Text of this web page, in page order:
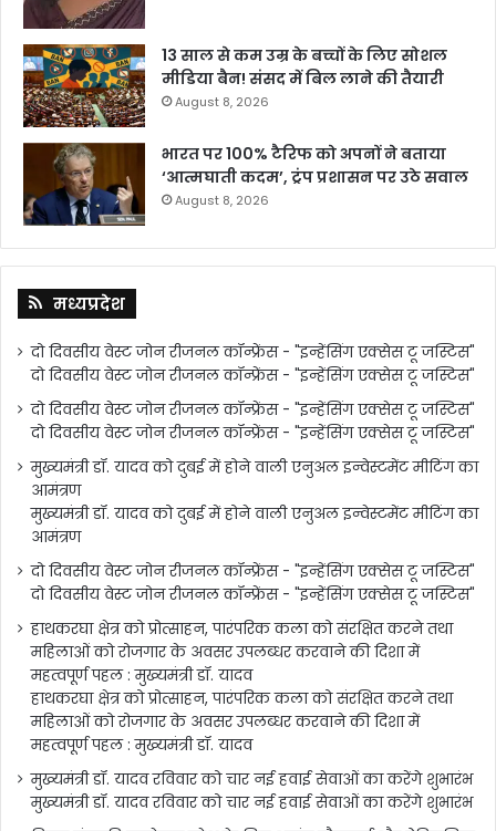
13 साल से कम उम्र के बच्चों के लिए सोशल
मीडिया बैन! संसद में बिल लाने की तैयारी
August 8, 2026
भारत पर 100% टैरिफ को अपनों ने बताया
‘आत्मघाती कदम’, ट्रंप प्रशासन पर उठे सवाल
August 8, 2026
मध्यप्रदेश
दो दिवसीय वेस्ट जोन रीजनल कॉन्फ्रेंस - "इन्हेंसिंग एक्सेस टू जस्टिस"
दो दिवसीय वेस्ट जोन रीजनल कॉन्फ्रेंस - "इन्हेंसिंग एक्सेस टू जस्टिस"
दो दिवसीय वेस्ट जोन रीजनल कॉन्फ्रेंस - "इन्हेंसिंग एक्सेस टू जस्टिस"
दो दिवसीय वेस्ट जोन रीजनल कॉन्फ्रेंस - "इन्हेंसिंग एक्सेस टू जस्टिस"
मुख्यमंत्री डॉ. यादव को दुबई में होने वाली एनुअल इन्वेस्टमेंट मीटिंग का
आमंत्रण
मुख्यमंत्री डॉ. यादव को दुबई में होने वाली एनुअल इन्वेस्टमेंट मीटिंग का
आमंत्रण
दो दिवसीय वेस्ट जोन रीजनल कॉन्फ्रेंस - "इन्हेंसिंग एक्सेस टू जस्टिस"
दो दिवसीय वेस्ट जोन रीजनल कॉन्फ्रेंस - "इन्हेंसिंग एक्सेस टू जस्टिस"
हाथकरघा क्षेत्र को प्रोत्साहन, पारंपरिक कला को संरक्षित करने तथा
महिलाओं को रोजगार के अवसर उपलब्धर करवाने की दिशा में
महत्वपूर्ण पहल : मुख्यमंत्री डॉ. यादव
हाथकरघा क्षेत्र को प्रोत्साहन, पारंपरिक कला को संरक्षित करने तथा
महिलाओं को रोजगार के अवसर उपलब्धर करवाने की दिशा में
महत्वपूर्ण पहल : मुख्यमंत्री डॉ. यादव
मुख्यमंत्री डॉ. यादव रविवार को चार नई हवाई सेवाओं का करेंगे शुभारंभ
मुख्यमंत्री डॉ. यादव रविवार को चार नई हवाई सेवाओं का करेंगे शुभारंभ